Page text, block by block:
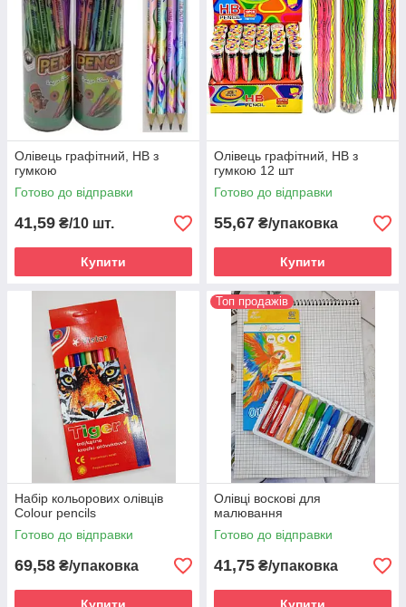
Олівець графітний, НВ з
гумкою
Готово до відправки
41,59 ₴/10 шт.
Купити
Олівець графітний, НВ з
гумкою 12 шт
Готово до відправки
55,67 ₴/упаковка
Купити
Набір кольорових олівців
Colour pencils
Готово до відправки
69,58 ₴/упаковка
Топ продажів
Олівці воскові для
малювання
Готово до відправки
41,75 ₴/упаковка